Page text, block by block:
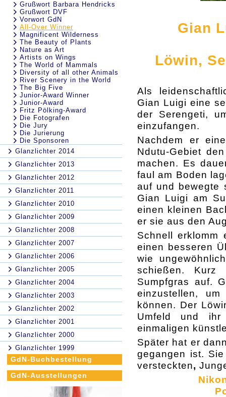
Grußwort Barbara Hendricks
Grußwort DVF
Vorwort GdN
All-Over Winner
Magnificent Wilderness
The Beauty of Plants
Nature as Art
Artists on Wings
The World of Mammals
Diversity of all other Animals
River Scenery in the World
The Big Five
Junior-Award Winner
Junior-Award
Fritz Pölking-Award
Die Fotografen
Die Jury
Die Jurierung
Die Sponsoren
Glanzlichter 2014
Glanzlichter 2013
Glanzlichter 2012
Glanzlichter 2011
Glanzlichter 2010
Glanzlichter 2009
Glanzlichter 2008
Glanzlichter 2007
Glanzlichter 2006
Glanzlichter 2005
Glanzlichter 2004
Glanzlichter 2003
Glanzlichter 2002
Glanzlichter 2001
Glanzlichter 2000
Glanzlichter 1999
GdN-Buchbestellung
GdN-Ausstellungen
Gian
Löwin,
Als
Gian Luigi eine
der Serengeti,
einzufangen.
Nachdem er
Ndutu-Gebiet
machen. Es
faul am Boden
auf und bewegte
Gian Luigi am
einen kleinen
er sie aus den
Schnell erklomm
einen besseren
wie
schießen.
Sumpfgras auf.
einzustellen,
können. Der
Umfeld und ihr
einmaligen
Später hat er
gegangen ist.
versteckten,